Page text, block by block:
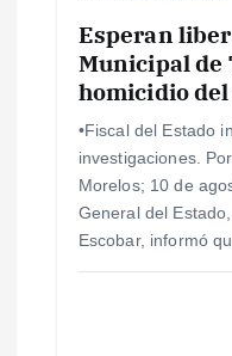
Esperan
Municipal de
homicidio
•Fiscal del Estado
investigaciones.
Morelos; 10 de
General del
Escobar, informó